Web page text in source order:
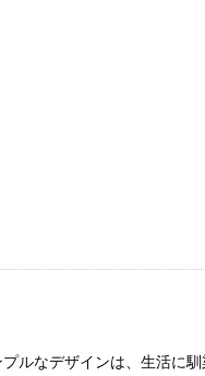
ルなデザインは、生活に馴